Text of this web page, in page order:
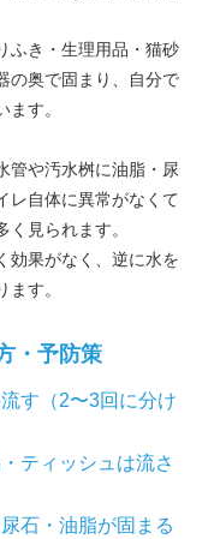
ふき・生理用品・猫砂
の奥で固まり、自分で
す。
管や汚水桝に油脂・尿
レ自体に異常がなくて
見られます。
効果がなく、逆に水を
す。
・予防策
す（2〜3回に分け
ティッシュは流さ
石・油脂が固まる